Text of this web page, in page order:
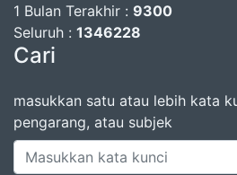
1 Bulan Terakhir : 9300
Seluruh : 1346228
Cari
masukkan satu atau lebih kata
pengarang, atau subjek